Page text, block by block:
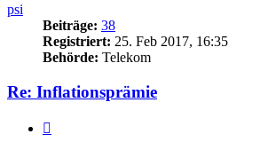
psi
Beiträge: 38
Registriert: 25. Feb 2017, 16:35
Behörde: Telekom
Re: Inflationsprämie